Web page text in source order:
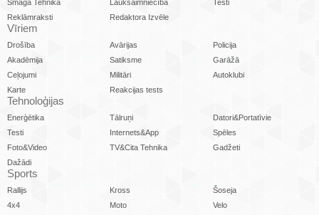
Smagā Tehnika
Lauksaimniecība
Testi
Reklāmraksti
Redaktora Izvēle
Vīriem
Drošība Avārijas
Policija
Akadēmija
Satiksme
Garāžā
Ceļojumi
Militāri
Autoklubi
Karte
Reakcijas tests
Tehnoloģijas
Enerģētika Tālruņi
Datori&Portatīvie
Testi
Internets&App
Spēles
Foto&Video
TV&Cita Tehnika
Gadžeti
Dažādi
Sports
Rallijs Kross
Šoseja
4x4
Moto
Velo